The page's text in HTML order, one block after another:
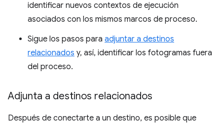
identificar nuevos contextos de ejecución
asociados con los mismos marcos de proceso.
Sigue los pasos para adjuntar a destinos
relacionados y, así, identificar los fotogramas fuera
del proceso.
Adjunta a destinos relacionados
Después de conectarte a un destino, es posible que